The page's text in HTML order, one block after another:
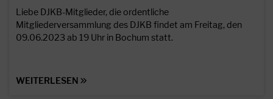
Liebe DJKB-Mitglieder, die ordentliche
Mitgliederversammlung des DJKB findet am Freitag, den
09.06.2023 ab 19 Uhr in Bochum statt.
WEITERLESEN